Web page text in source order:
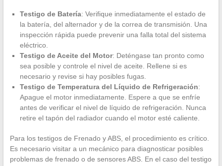
Testigo de Batería: Verifique inmediatamente el estado de
la batería, del alternador y de la correa de transmisión. Una
inspección rápida puede prevenir una falla total del sistema
eléctrico.
Testigo de Aceite del Motor: Deténgase tan pronto como
sea posible y controle el nivel de aceite. Rellene si es
necesario y revise si hay posibles fugas.
Testigo de Temperatura del Líquido de Refrigeración:
Apague el motor inmediatamente. Espere a que se enfríe
antes de verificar el nivel de líquido de refrigeración. Nunca
retire el tapón del radiador cuando el motor esté caliente.
Para los testigos de Frenado y ABS, el procedimiento es crítico.
Es necesario visitar a un mecánico para diagnosticar posibles
problemas de frenado o de sensores ABS. En el caso del testigo